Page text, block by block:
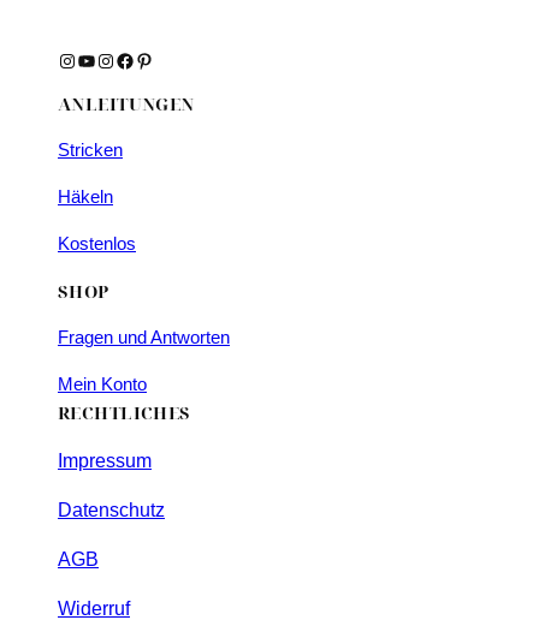
Instagram YouTube Instagram Facebook Pinterest
ANLEITUNGEN
Stricken
Häkeln
Kostenlos
SHOP
Fragen und Antworten
Mein Konto
RECHTLICHES
Impressum
Datenschutz
AGB
Widerruf